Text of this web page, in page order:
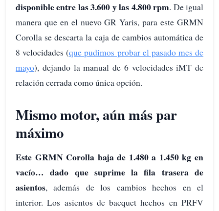
disponible entre las 3.600 y las 4.800 rpm. De igual
manera que en el nuevo GR Yaris, para este GRMN
Corolla se descarta la caja de cambios automática de
8 velocidades (que pudimos probar el pasado mes de
mayo), dejando la manual de 6 velocidades iMT de
relación cerrada como única opción.
Mismo motor, aún más par
máximo
Este GRMN Corolla baja de 1.480 a 1.450 kg en
vacío… dado que suprime la fila trasera de
asientos, además de los cambios hechos en el
interior. Los asientos de bacquet hechos en PRFV